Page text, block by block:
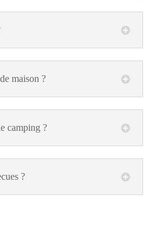
maison ?
camping ?
?